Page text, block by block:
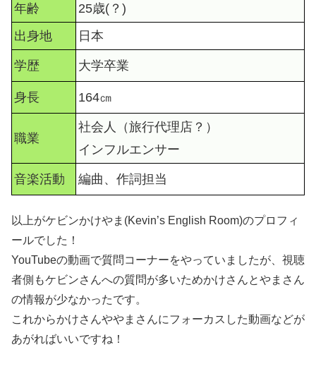
年齢
25歳(？)
出身地
日本
学歴 大学卒業
身長 164㎝
職業
社会人（旅行代理店？）
インフルエンサー
音楽活動 編曲、作詞担当
以上がケビンかけやま(Kevin’s English Room)のプロフィ
ールでした！
YouTubeの動画で質問コーナーをやっていましたが、視聴
者側もケビンさんへの質問が多いためかけさんとやまさん
の情報が少なかったです。
これからかけさんややまさんにフォーカスした動画などが
あがればいいですね！